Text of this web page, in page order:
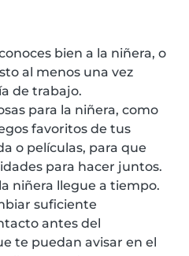
bien a la niñera, o
al menos una vez
de trabajo.
para la niñera, como
favoritos de tus
o películas, para que
para hacer juntos.
niñera llegue a tiempo.
suficiente
antes del
te puedan avisar en el